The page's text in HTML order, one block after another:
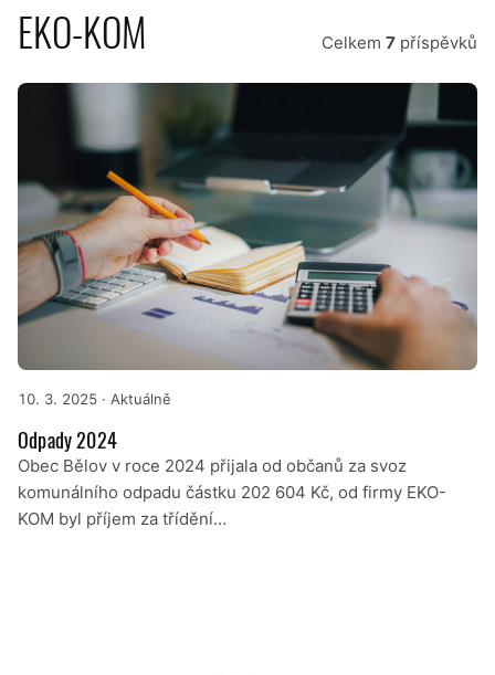
EKO-KOM Celkem 7 příspěvků
10. 3. 2025 · Aktuálně
Odpady 2024
Obec Bělov v roce 2024 přijala od občanů za svoz
komunálního odpadu částku 202 604 Kč, od firmy EKO-
KOM byl příjem za třídění…